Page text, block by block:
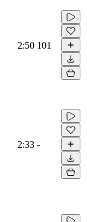
2:50 101
2:33 -